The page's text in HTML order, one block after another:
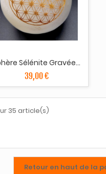
Sélénite Gravée...
39,00 €
35 article(s)
Retour en haut de la